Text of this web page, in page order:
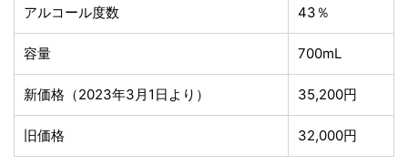
アルコール度数 43％
容量 700mL
新価格（2023年3月1日より） 35,200円
旧価格 32,000円